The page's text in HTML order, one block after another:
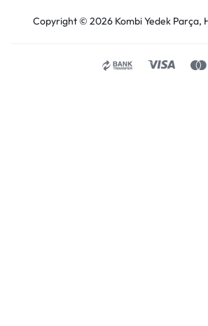
Copyright © 2026 Kombi Yedek Parça,